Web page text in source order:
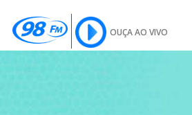
OUÇA AO VIVO